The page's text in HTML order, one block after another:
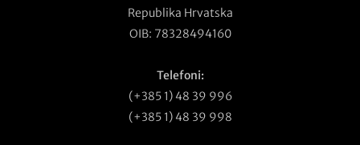
Republika Hrvatska
OIB: 78328494160
Telefoni:
(+385 1) 48 39 996
(+385 1) 48 39 998